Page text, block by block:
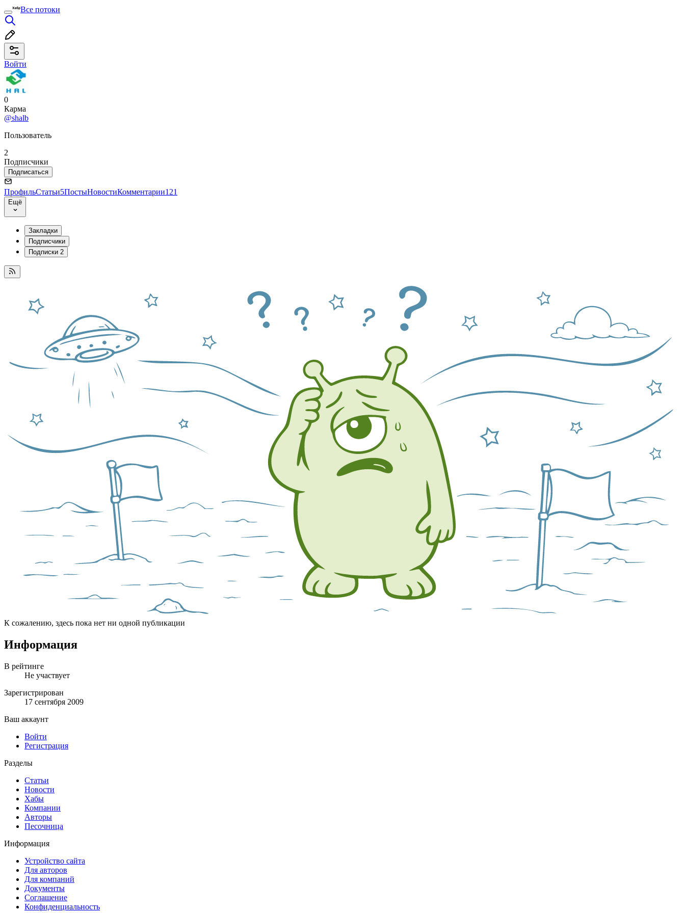
Все потоки
Войти
0
Карма
@shalb
Пользователь
2
Подписчики
Подписаться
ПрофильСтатьи5ПостыНовостиКомментарии121
Ещё
Закладки
Подписчики
Подписки 2
К сожалению, здесь пока нет ни одной публикации
Информация
В рейтинге
Не участвует
Зарегистрирован
17 сентября 2009
Ваш аккаунт
Войти
Регистрация
Разделы
Статьи
Новости
Хабы
Компании
Авторы
Песочница
Информация
Устройство сайта
Для авторов
Для компаний
Документы
Соглашение
Конфиденциальность